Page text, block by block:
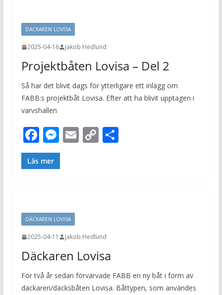
o
k
g
er k
DÄCKAREN LOVISA
2025-04-16 Jakob Hedlund
Projektbåten Lovisa – Del 2
Så har det blivit dags för ytterligare ett inlägg om
FABB:s projektbåt Lovisa. Efter att ha blivit upptagen i
varvshallen
F
ac
e
o
k
M
e
ss
g
er
E C
k
D
Läs mer
DÄCKAREN LOVISA
2025-04-11 Jakob Hedlund
Däckaren Lovisa
För två år sedan förvärvade FABB en ny båt i form av
däckaren/däcksbåten Lovisa. Båttypen, som användes